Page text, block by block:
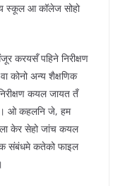
स्कूल आ कॉलेज सोहो
करयसँ पहिने निरीक्षण
कोनो अन्य शैक्षणिक
कयल जायत तँ
ओ कहलनि जे, हम
केर सेहो जांच कयल
संबंधमे कतेको फाइल